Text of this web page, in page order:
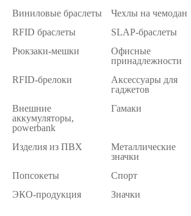
Виниловые браслеты
Чехлы на чемодан
RFID браслеты
SLAP-браслеты
Рюкзаки-мешки
Офисные
принадлежности
RFID-брелоки
Аксессуары для
гаджетов
Внешние
аккумуляторы,
powerbank
Гамаки
Изделия из ПВХ
Металлические
значки
Попсокеты Спорт
ЭКО-продукция
Значки